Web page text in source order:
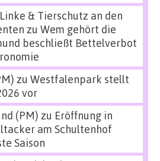
& Tierschutz an den
zu Wem gehört die
beschließt Bettelverbot
zu Westfalenpark stellt
vor
(PM) zu Eröffnung in
am Schultenhof
Saison